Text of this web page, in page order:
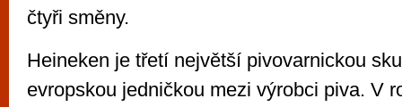
čtyři směny.
Heineken je třetí největší pivovarnickou
evropskou jedničkou mezi výrobci piva. V